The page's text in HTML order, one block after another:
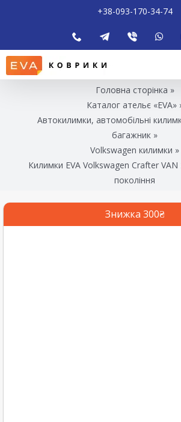
+38-093-170-34-74
Головна сторінка »
Каталог ательє «EVA»
Автокилимки, автомобільні
багажник »
Volkswagen килимки »
Килимки EVA Volkswagen Crafter VAN
покоління
Знижка 300₴